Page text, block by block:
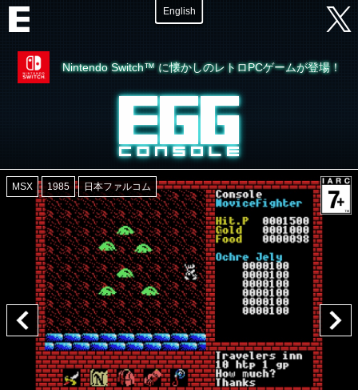
English
Nintendo Switch™ に懐かしのレトロPCゲームが登場！
MSX 1985 日本ファルコム